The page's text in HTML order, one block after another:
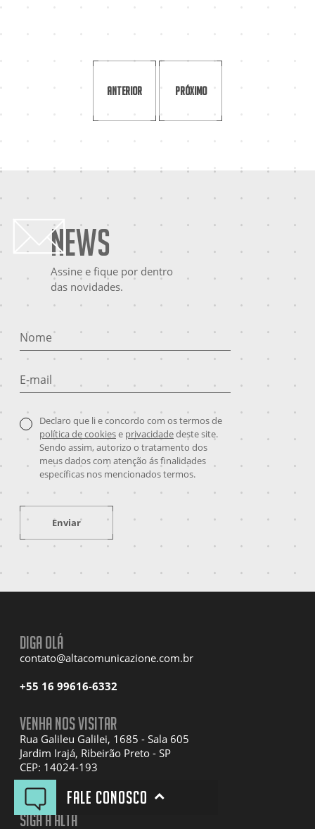
Anterior Próximo
News
Assine e fique por dentro
das novidades.
Nome
E-mail
Declaro que li e concordo com os termos de
política de cookiese privacidadedeste site.
Sendo assim, autorizo o tratamento dos
meus dados com atenção ás finalidades
específicas nos mencionados termos.
Enviar
Diga olá
contato@altacomunicazione.com.br
+55 16 99616-6332
Venha nos visitar
Rua Galileu Galilei, 1685 - Sala 605
Jardim Irajá, Ribeirão Preto - SP
CEP: 14024-193
Siga a Alta
Fale conosco